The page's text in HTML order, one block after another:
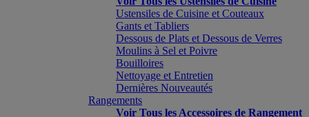
Ustensiles de Cuisine et Couteaux
Gants et Tabliers
Dessous de Plats et Dessous de Verres
Moulins à Sel et Poivre
Bouilloires
Nettoyage et Entretien
Dernières Nouveautés
Rangements
Voir Tous les Accessoires de Rangement